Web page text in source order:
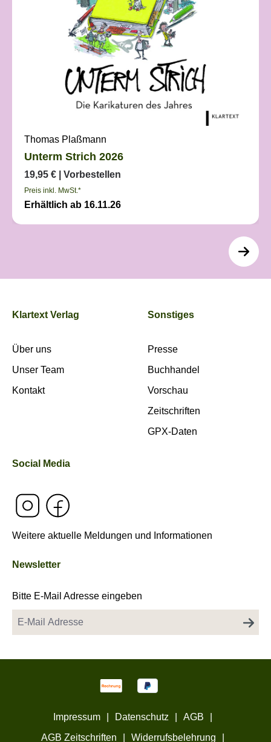
Thomas Plaßmann
Unterm Strich 2026
19,95 € | Vorbestellen
Preis inkl. MwSt.*
Erhältlich ab 16.11.26
Klartext Verlag
Über uns
Unser Team
Kontakt
Sonstiges
Presse
Buchhandel
Vorschau
Zeitschriften
GPX-Daten
Social Media
Weitere aktuelle Meldungen und Informationen
Newsletter
Bitte E-Mail Adresse eingeben
Impressum Datenschutz AGB
AGB Zeitschriften
Widerrufsbelehrung